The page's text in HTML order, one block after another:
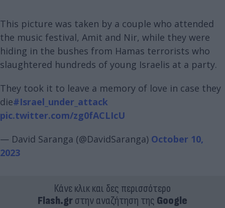
This picture was taken by a couple who attended
the music festival, Amit and Nir, while they were
hiding in the bushes from Hamas terrorists who
slaughtered hundreds of young Israelis at a party.
They took it to leave a memory of love in case they
die#Israel_under_attack
pic.twitter.com/zg0fACLIcU
— David Saranga (@DavidSaranga) October 10,
2023
Κάνε κλικ και δες περισσότερο
Flash.grστην αναζήτηση της Google